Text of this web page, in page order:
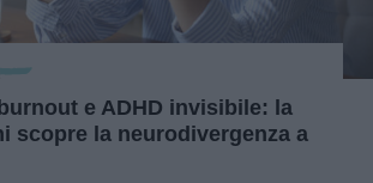
e ADHD invisibile: la
scopre la neurodivergenza a